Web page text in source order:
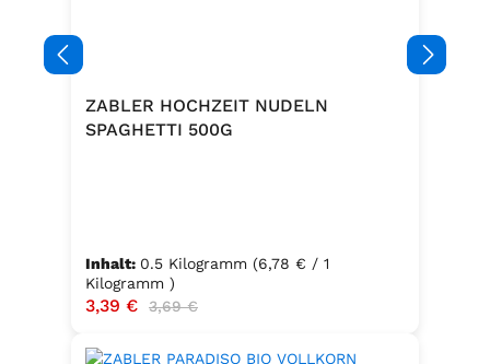
ZABLER HOCHZEIT NUDELN
SPAGHETTI 500G
Inhalt: 0.5 Kilogramm (6,78 € / 1
Kilogramm )
Verkaufspreis:
3,39 € Regulärer Preis:
3,69 €